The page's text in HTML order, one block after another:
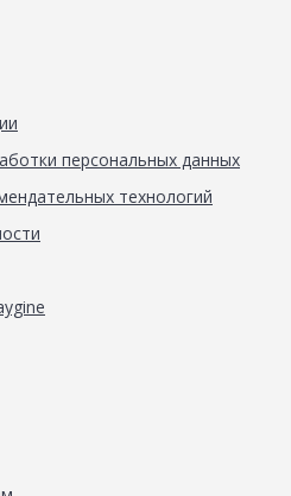
персональных данных
технологий